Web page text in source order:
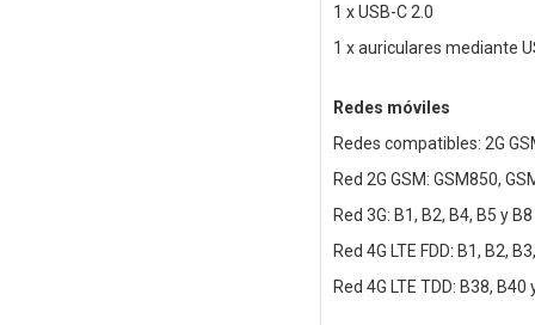
1 x USB-C 2.0
1 x auriculares mediante
Redes móviles
Redes compatibles: 2G
Red 2G GSM: GSM850,
Red 3G: B1, B2, B4, B5 y B8
Red 4G LTE FDD: B1, B2,
Red 4G LTE TDD: B38, B40